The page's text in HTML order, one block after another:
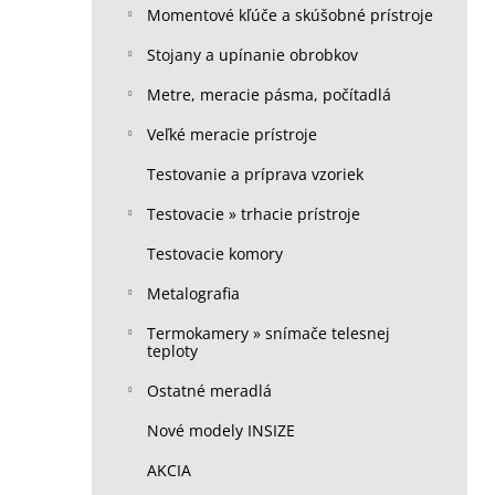
Momentové kľúče a skúšobné prístroje
Stojany a upínanie obrobkov
Metre, meracie pásma, počítadlá
Veľké meracie prístroje
Testovanie a príprava vzoriek
Testovacie » trhacie prístroje
Testovacie komory
Metalografia
Termokamery » snímače telesnej
teploty
Ostatné meradlá
Nové modely INSIZE
AKCIA